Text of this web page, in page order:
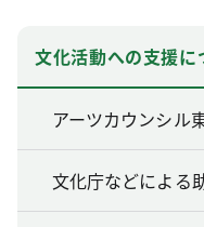
文化活動への支援に
アーツカウンシル
文化庁などによる